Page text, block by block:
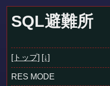
SQL避難所
[トップ] [↓]
RES MODE